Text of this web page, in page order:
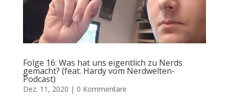
Folge 16: Was hat uns eigentlich zu Nerds
gemacht? (feat. Hardy vom Nerdwelten-
Podcast)
Dez. 11, 2020 | 0 Kommentare